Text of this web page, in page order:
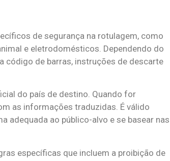
de segurança na rotulagem, como
e eletrodomésticos. Dependendo do
código de barras, instruções de descarte
do país de destino. Quando for
as informações traduzidas. É válido
adequada ao público-alvo e se basear nas
específicas que incluem a proibição de